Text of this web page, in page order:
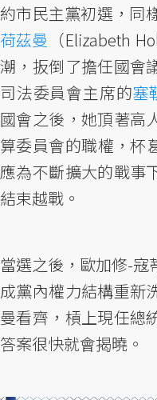
約市民主黨初選，同
荷茲曼 （Elizabeth
潮，扳倒了擔任國會
司法委員會主席的塞
國會之後，她頂著高
算委員會的職權，杯
應為不斷擴大的戰事
結束越戰。
當選之後，歐加修-寇
成黨內權力結構重新
曼看齊，槓上現任總
答案很快就會揭曉。